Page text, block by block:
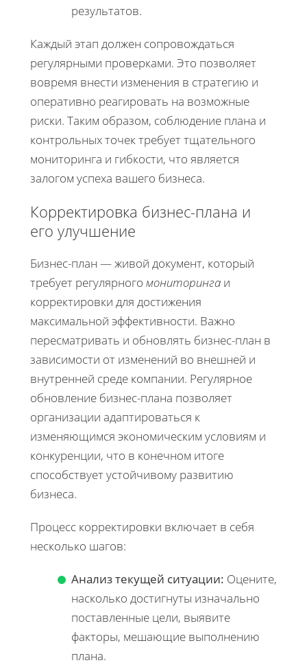
результатов.
Каждый этап должен сопровождаться
регулярными проверками. Это позволяет
вовремя внести изменения в стратегию и
оперативно реагировать на возможные
риски. Таким образом, соблюдение плана и
контрольных точек требует тщательного
мониторинга и гибкости, что является
залогом успеха вашего бизнеса.
Корректировка бизнес-плана и
его улучшение
Бизнес-план — живой документ, который
требует регулярного мониторинга и
корректировки для достижения
максимальной эффективности. Важно
пересматривать и обновлять бизнес-план в
зависимости от изменений во внешней и
внутренней среде компании. Регулярное
обновление бизнес-плана позволяет
организации адаптироваться к
изменяющимся экономическим условиям и
конкуренции, что в конечном итоге
способствует устойчивому развитию
бизнеса.
Процесс корректировки включает в себя
несколько шагов:
Анализ текущей ситуации: Оцените,
насколько достигнуты изначально
поставленные цели, выявите
факторы, мешающие выполнению
плана.